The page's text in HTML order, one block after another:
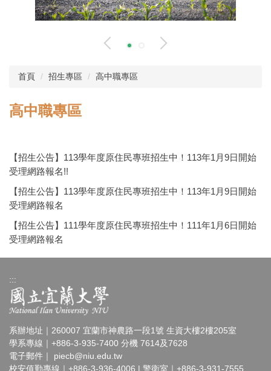
首頁 招生專區 高中職專區
高中職專區
【招生公告】113學年度原住民專班招生中！113年1月9日開始
受理網路報名!!
【招生公告】113學年度原住民專班招生中！113年1月9日開始
受理網路報名
【招生公告】111學年度原住民專班招生中！111年1月6日開始
受理網路報名
:::
系辦地址｜260007 宜蘭市神農路一段1號 生資大樓2樓205室
學系專線｜+886-3-935-7400 分機 7614及7628
電子郵件｜ piecb@niu.edu.tw
校安值勤專線｜+886-3-936-4006 | 警衛室｜+886-3-931-7555